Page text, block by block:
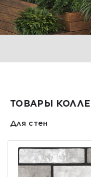
ТОВАРЫ
Для стен